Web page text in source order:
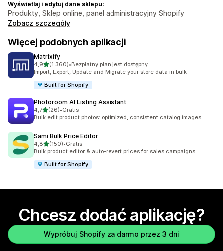
Wyświetlaj i edytuj dane sklepu:
Produkty, Sklep online, panel administracyjny Shopify
Zobacz szczegóły
Więcej podobnych aplikacji
Matrixify
4,9na 5 gwiazdek
(1 360)
Łączna liczba recenzji: 1360
•Bezpłatny plan jest dostępny
Import, Export, Update and Migrate your store data in bulk
Built for Shopify
Photoroom AI Listing Assistant
4,7na 5 gwiazdek
(26)
Łączna liczba recenzji: 26
•Gratis
Bulk edit product photos: optimized, consistent catalog images
Sami Bulk Price Editor
4,8na 5 gwiazdek
(150)
Łączna liczba recenzji: 150
•Gratis
Bulk product editor & auto-revert prices for sales campaigns
Built for Shopify
Chcesz dodać aplikację?
Wypróbuj Shopify za darmo przez 3 dni